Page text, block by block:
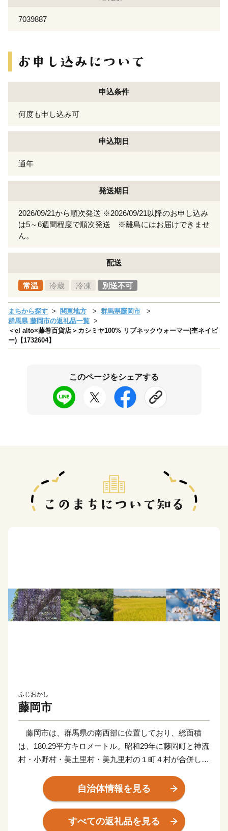
7039887
申込条件
何度も申し込み可
申込期日
通年
発送期日
2026/09/21から順次発送 ※2026/09/21以降のお申し込み
は5～6週間程度で順次発送 ※離島にはお届けできませ
ん。
配送
常温 冷蔵 冷凍 別送不可
まちから探す 関東地方
群馬県藤岡市
群馬県 藤岡市の返礼品一覧
＜el alto×藤巻百貨店＞カシミヤ100% リブネックウォーマー(杢ネイビ
ー)【1732604】
このページをシェアする
ふじおかし
藤岡市
藤岡市は、群馬県の南西部に位置しており、総面積
は、180.29平方キロメートル。昭和29年に藤岡町と神流
村・小野村・美土里村・美九里村の１町４村が合併して
成18年１月に鬼石町と合併し、現在の藤岡市となりまし
市内には、鮎川・鏑川・烏川・神流川という4本の川
が流れ、緑と清流に恵まれた山紫水明な地です。歴史は
自治体情報を見る
すべての返礼品を見る